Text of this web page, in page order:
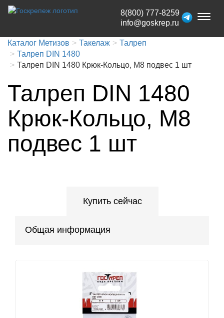
Toggle
8(800) 777-8259
info@goskrep.ru
Каталог Метизов Такелаж
Талреп
Талреп DIN 1480
Талреп DIN 1480 Крюк-Кольцо, М8 подвес 1 шт
Талреп DIN 1480
Крюк-Кольцо, М8
подвес 1 шт
Купить сейчас
Общая информация